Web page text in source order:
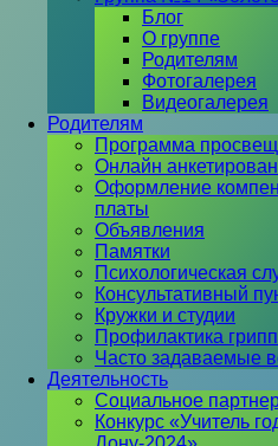
Блог
О группе
Родителям
Фотогалерея
Видеогалерея
Родителям
Программа
Онлайн
Оформление
платы
Объявления
Памятки
Психологическая
Консультативный
Кружки и студии
Профилактика
Часто задаваемые
Деятельность
Социальное
Конкурс «Учитель